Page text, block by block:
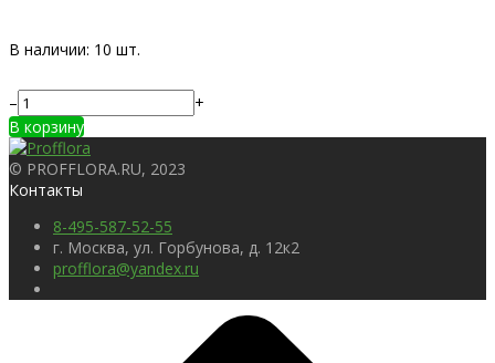
В наличии: 10 шт.
–
+
В корзину
© PROFFLORA.RU, 2023
Контакты
8-495-587-52-55
г. Москва, ул. Горбунова, д. 12к2
profflora@yandex.ru